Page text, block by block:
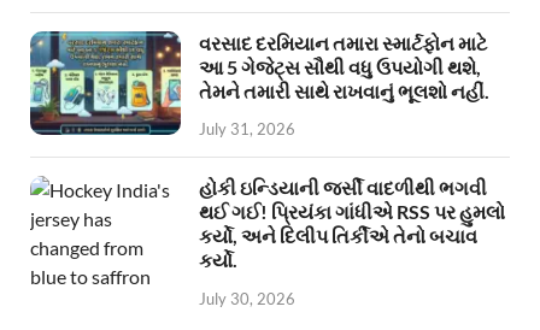
વરસાદ દરમિયાન તમારા સ્માર્ટફોન માટે
આ 5 ગેજેટ્સ સૌથી વધુ ઉપયોગી થશે,
તેમને તમારી સાથે રાખવાનું ભૂલશો નહીં.
July 31, 2026
હોકી ઇન્ડિયાની જર્સી વાદળીથી ભગવી
થઈ ગઈ! પ્રિયંકા ગાંધીએ RSS પર હુમલો
કર્યો, અને દિલીપ તિર્કીએ તેનો બચાવ
કર્યો.
July 30, 2026